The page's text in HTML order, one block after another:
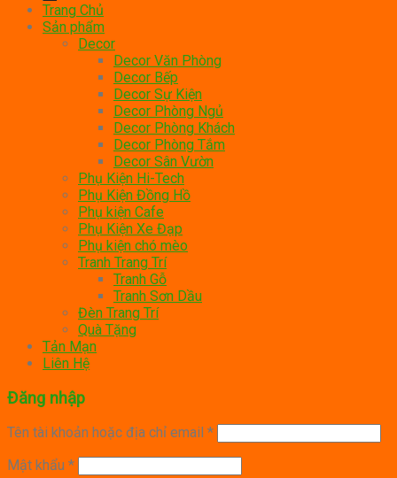
Trang Chủ
Sản phẩm
Decor
Decor Văn Phòng
Decor Bếp
Decor Sự Kiện
Decor Phòng Ngủ
Decor Phòng Khách
Decor Phòng Tắm
Decor Sân Vườn
Phụ Kiện Hi-Tech
Phụ Kiện Đồng Hồ
Phụ kiện Cafe
Phụ Kiện Xe Đạp
Phụ kiện chó mèo
Tranh Trang Trí
Tranh Gỗ
Tranh Sơn Dầu
Đèn Trang Trí
Quà Tặng
Tản Mạn
Liên Hệ
Đăng nhập
Tên tài khoản hoặc địa chỉ email *
Mật khẩu *